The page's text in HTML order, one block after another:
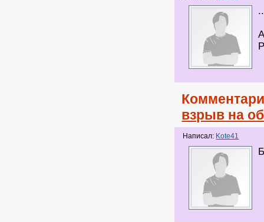
взрыв на
Написал: Kote41